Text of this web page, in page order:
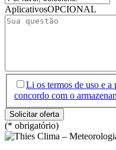
AplicativosOPCIONAL
Li os termos de uso e
concordo com o
(* obrigatório)